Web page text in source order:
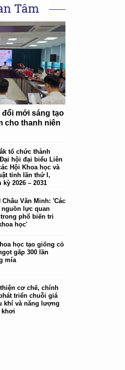
Tâm
mới sáng tạo
cho thanh niên
tổ chức thành
hội đại biểu Liên
Hội Khoa học và
tỉnh lần thứ I,
kỳ 2026 – 2031
Châu Văn Minh: 'Các
nguồn lực quan
phổ biến tri
học'
học tạo giống cỏ
gấp 300 lần
mía
thiện cơ chế, chính
triển chuỗi giá
khí và năng lượng
khơi